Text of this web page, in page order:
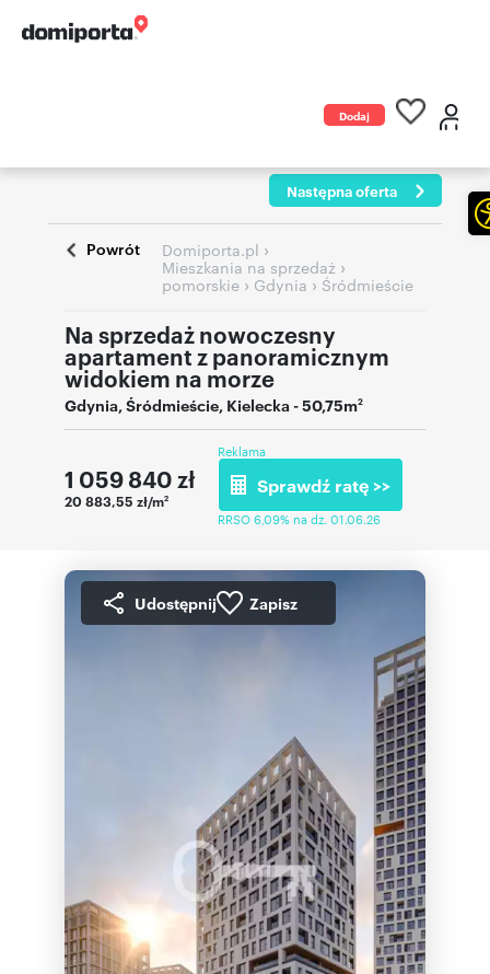
Dodaj
Następna oferta
Powrót Domiporta.pl ›
Mieszkania na sprzedaż ›
pomorskie › Gdynia › Śródmieście
Na sprzedaż nowoczesny
apartament z panoramicznym
widokiem na morze
Gdynia,Śródmieście, Kielecka- 50,75m2
1 059 840 zł
20 883,55 zł/m2
Reklama
Sprawdź ratę >>
RRSO 6,09% na dz. 01.06.26
Udostępnij Zapisz